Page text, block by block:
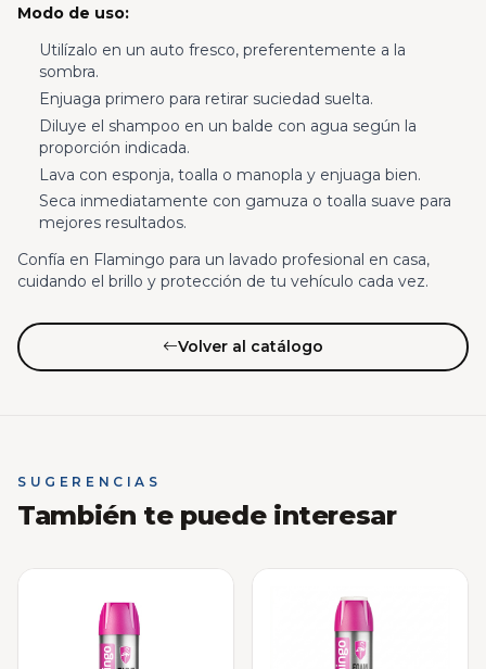
Modo de uso:
Utilízalo en un auto fresco, preferentemente a la
sombra.
Enjuaga primero para retirar suciedad suelta.
Diluye el shampoo en un balde con agua según la
proporción indicada.
Lava con esponja, toalla o manopla y enjuaga bien.
Seca inmediatamente con gamuza o toalla suave para
mejores resultados.
Confía en Flamingo para un lavado profesional en casa,
cuidando el brillo y protección de tu vehículo cada vez.
Volver al catálogo
SUGERENCIAS
También te puede interesar